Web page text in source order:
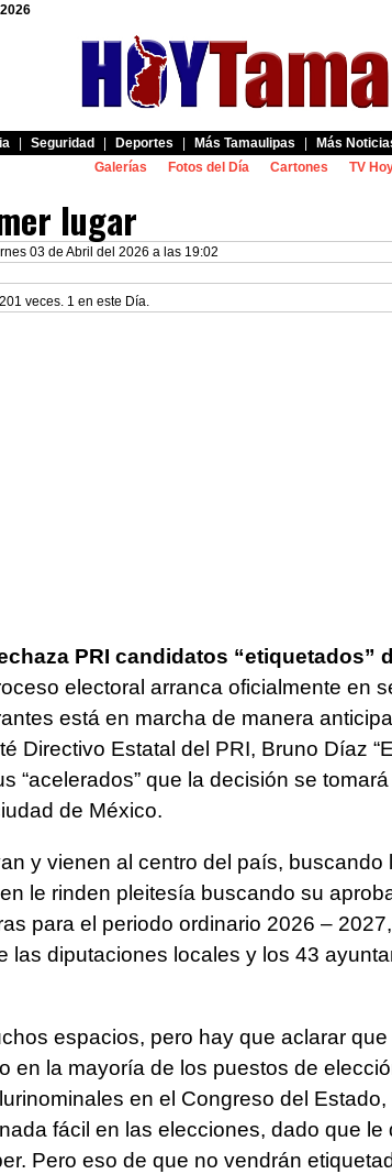
Seguridad Deportes Más Tamaulipas Más
Galerías
Fotos del Día Cartones TV
lugar
03 de Abril del 2026 a las 19:02
veces. 1 en este Día.
PRI candidatos “etiquetados”
electoral arranca oficialmente en
está en marcha de manera
Directivo Estatal del PRI, Bruno Díaz
“acelerados” que la decisión se
de México.
y vienen al centro del país, buscando
le rinden pleitesía buscando su
para el periodo ordinario 2026 –
las diputaciones locales y los 43
espacios, pero hay que aclarar
en la mayoría de los puestos de
en el Congreso del Estado,
fácil en las elecciones, dado que le
Pero eso de que no vendrán